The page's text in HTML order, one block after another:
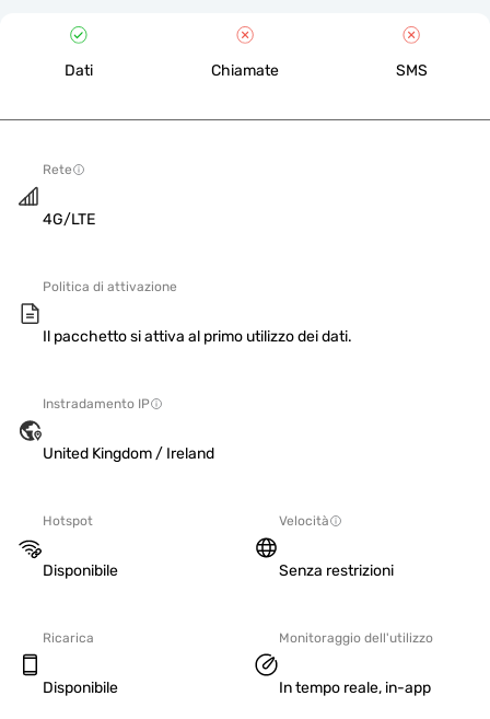
Dati Chiamate SMS
Rete
4G/LTE
Politica di attivazione
Il pacchetto si attiva al primo utilizzo dei dati.
Instradamento IP
United Kingdom / Ireland
Hotspot
Disponibile
Velocità
Senza restrizioni
Ricarica
Disponibile
Monitoraggio dell'utilizzo
In tempo reale, in-app